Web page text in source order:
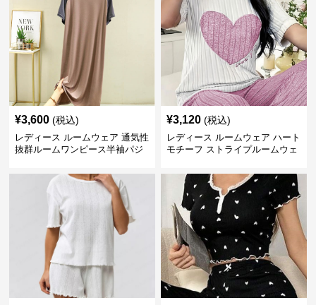
¥3,600 (税込)
レディース ルームウェア 通気性
抜群ルームワンピース半袖パジ
¥3,120 (税込)
レディース ルームウェア ハート
モチーフ ストライプルームウェ